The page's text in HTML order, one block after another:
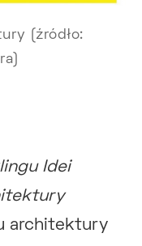
(źródło:
Idei
architektury